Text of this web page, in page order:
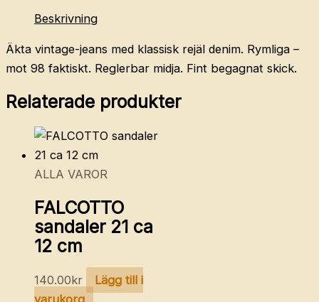
mängdBeskrivning
Äkta vintage-jeans med klassisk rejäl denim. Rymliga –
mot 98 faktiskt. Reglerbar midja. Fint begagnat skick.
Relaterade produkter
ALLA VAROR
FALCOTTO
sandaler 21 ca
12 cm
140.00kr
Lägg till i
varukorg